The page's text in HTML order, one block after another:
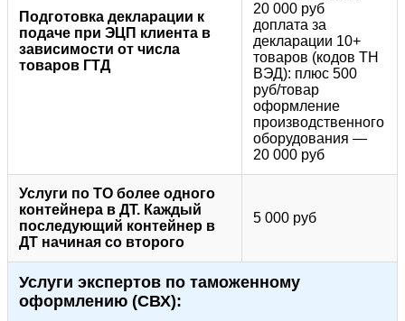
Подготовка декларации к
подаче при ЭЦП клиента в
зависимости от числа
товаров ГТД
20 000 руб
доплата за
декларации 10+
товаров (кодов ТН
ВЭД): плюс 500
руб/товар
оформление
производственного
оборудования —
20 000 руб
Услуги по ТО более одного
контейнера в ДТ. Каждый
последующий контейнер в
ДТ начиная со второго
5 000 руб
Услуги экспертов по таможенному
оформлению (СВХ):